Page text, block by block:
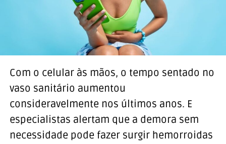
Com o celular às mãos, o tempo sentado no
vaso sanitário aumentou
consideravelmente nos últimos anos. E
especialistas alertam que a demora sem
necessidade pode fazer surgir hemorroidas